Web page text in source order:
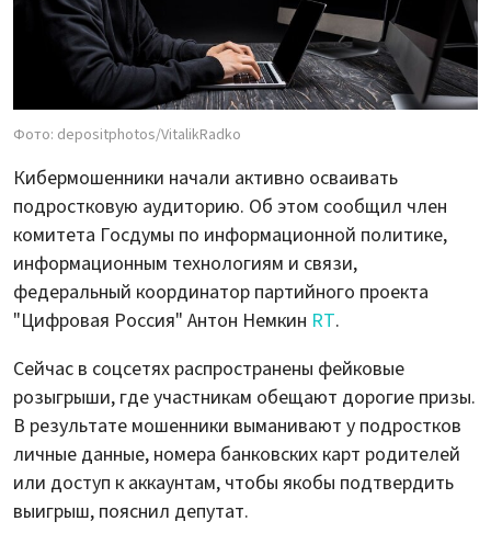
Фото: depositphotos/VitalikRadko
Кибермошенники начали активно осваивать
подростковую аудиторию. Об этом сообщил член
комитета Госдумы по информационной политике,
информационным технологиям и связи,
федеральный координатор партийного проекта
"Цифровая Россия" Антон Немкин RT.
Сейчас в соцсетях распространены фейковые
розыгрыши, где участникам обещают дорогие призы.
В результате мошенники выманивают у подростков
личные данные, номера банковских карт родителей
или доступ к аккаунтам, чтобы якобы подтвердить
выигрыш, пояснил депутат.